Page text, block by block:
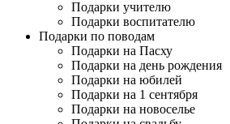
Подарки учителю
Подарки воспитателю
Подарки по поводам
Подарки на Пасху
Подарки на день рождения
Подарки на юбилей
Подарки на 1 сентября
Подарки на новоселье